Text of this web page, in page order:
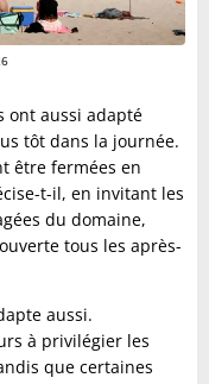
ont aussi adapté
tôt dans la journée.
être fermées en
t-il, en invitant les
du domaine,
tous les après-
aussi.
à privilégier les
que certaines